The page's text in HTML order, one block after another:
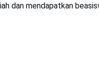
dan mendapatkan